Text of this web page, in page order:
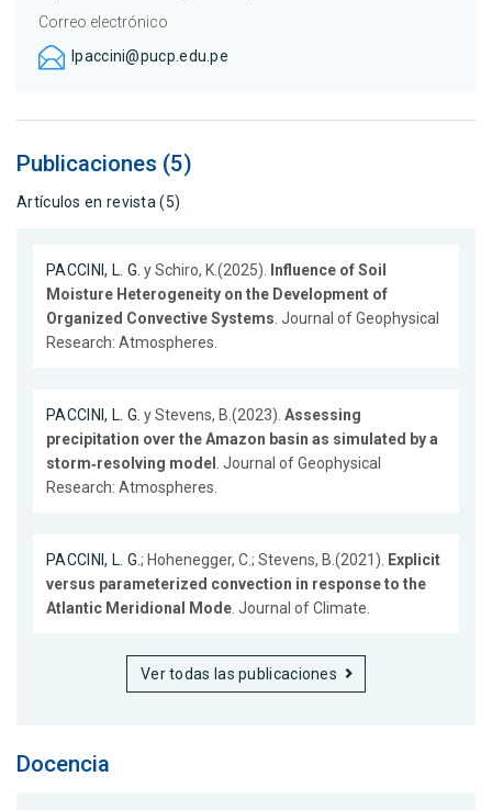
Correo electrónico
lpaccini@pucp.edu.pe
Publicaciones (5)
Artículos en revista (5)
PACCINI, L. G. y Schiro, K.(2025).
Influence of Soil
Moisture Heterogeneity on the Development of
Organized Convective Systems . Journal of Geophysical
Research: Atmospheres.
PACCINI, L. G. y Stevens, B.(2023).Assessing
precipitation over the Amazon basin as simulated by a
storm‐resolving model
. Journal of Geophysical
Research: Atmospheres.
PACCINI, L. G.; Hohenegger, C.; Stevens, B.(2021).
Explicit
versus parameterized convection in response to the
Atlantic Meridional Mode . Journal of Climate.
Ver todas las publicaciones
Docencia